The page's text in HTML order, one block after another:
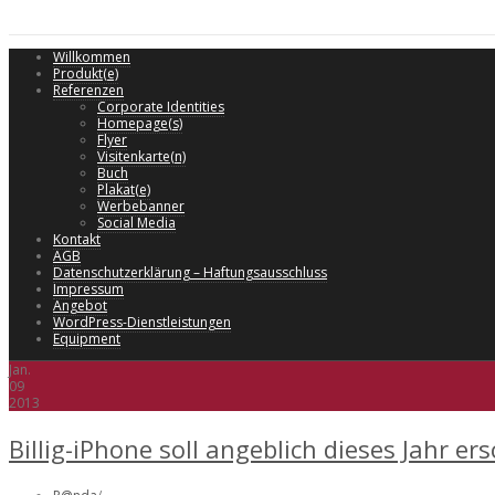
Willkommen
Produkt(e)
Referenzen
Corporate Identities
Homepage(s)
Flyer
Visitenkarte(n)
Buch
Plakat(e)
Werbebanner
Social Media
Kontakt
AGB
Datenschutzerklärung – Haftungsausschluss
Impressum
Angebot
WordPress-Dienstleistungen
Equipment
Jan.
09
2013
Billig-iPhone soll angeblich dieses Jahr